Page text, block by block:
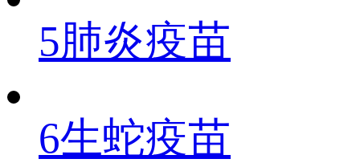
5肺炎疫苗
6生蛇疫苗